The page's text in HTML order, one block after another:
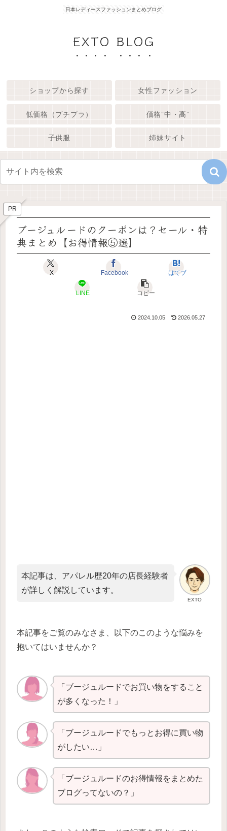
日本レディースファッションまとめブログ
EXTO BLOG
ショップから探す 女性ファッション
低価格（プチプラ） 価格”中・高”
子供服 姉妹サイト
PR
ブージュルードのクーポンは？セール・特
典まとめ【お得情報⑤選】
X Facebook はてブ
LINE コピー
2024.10.05 2026.05.27
EXTO
本記事は、アパレル歴20年の店長経験者
が詳しく解説しています。
本記事をご覧のみなさま、以下のこのような悩みを
抱いてはいませんか？
「ブージュルードでお買い物をすること
が多くなった！」
「ブージュルードでもっとお得に買い物
がしたい…」
「ブージュルードのお得情報をまとめた
ブログってないの？」